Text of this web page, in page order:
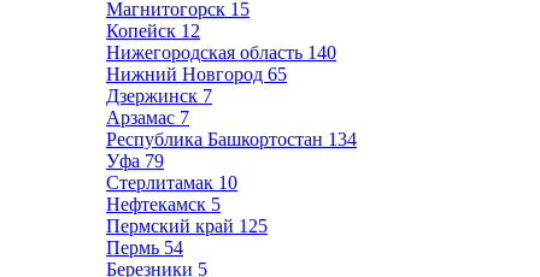
Магнитогорск 15
Копейск 12
Нижегородская область 140
Нижний Новгород 65
Дзержинск 7
Арзамас 7
Республика Башкортостан 134
Уфа 79
Стерлитамак 10
Нефтекамск 5
Пермский край 125
Пермь 54
Березники 5